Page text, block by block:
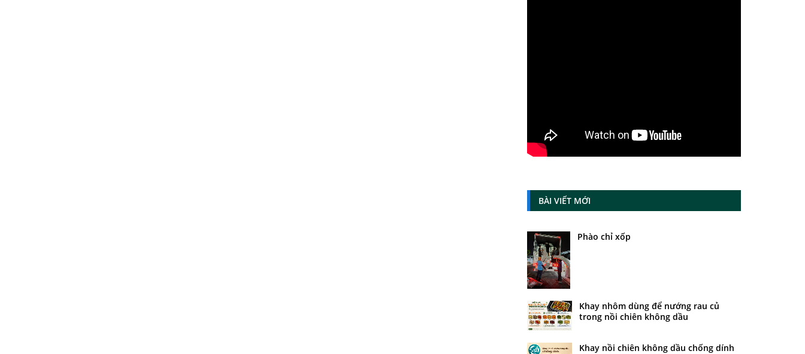
BÀI VIẾT MỚI
Phào chỉ xốp
Khay nhôm dùng để nướng rau củ
trong nồi chiên không dầu
Khay nồi chiên không dầu chống dính